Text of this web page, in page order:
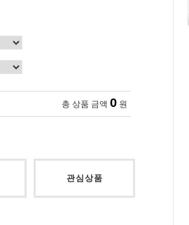
총 상품 금액 0 원
관심상품